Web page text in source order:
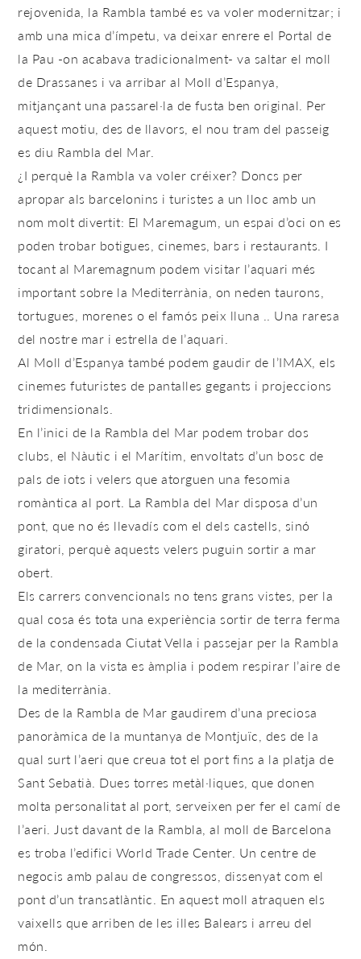
rejovenida, la Rambla també es va voler modernitzar; i
amb una mica d’ímpetu, va deixar enrere el Portal de
la Pau -on acabava tradicionalment- va saltar el moll
de Drassanes i va arribar al Moll d’Espanya,
mitjançant una passarel·la de fusta ben original. Per
aquest motiu, des de llavors, el nou tram del passeig
es diu Rambla del Mar.
¿I perquè la Rambla va voler créixer? Doncs per
apropar als barcelonins i turistes a un lloc amb un
nom molt divertit: El Maremagum, un espai d’oci on es
poden trobar botigues, cinemes, bars i restaurants. I
tocant al Maremagnum podem visitar l’aquari més
important sobre la Mediterrània, on neden taurons,
tortugues, morenes o el famós peix lluna .. Una raresa
del nostre mar i estrella de l’aquari.
Al Moll d’Espanya també podem gaudir de l’IMAX, els
cinemes futuristes de pantalles gegants i projeccions
tridimensionals.
En l’inici de la Rambla del Mar podem trobar dos
clubs, el Nàutic i el Marítim, envoltats d’un bosc de
pals de iots i velers que atorguen una fesomia
romàntica al port. La Rambla del Mar disposa d’un
pont, que no és llevadís com el dels castells, sinó
giratori, perquè aquests velers puguin sortir a mar
obert.
Els carrers convencionals no tens grans vistes, per la
qual cosa és tota una experiència sortir de terra ferma
de la condensada Ciutat Vella i passejar per la Rambla
de Mar, on la vista es àmplia i podem respirar l’aire de
la mediterrània.
Des de la Rambla de Mar gaudirem d’una preciosa
panoràmica de la muntanya de Montjuïc, des de la
qual surt l’aeri que creua tot el port fins a la platja de
Sant Sebatià. Dues torres metàl·liques, que donen
molta personalitat al port, serveixen per fer el camí de
l’aeri. Just davant de la Rambla, al moll de Barcelona
es troba l’edifici World Trade Center. Un centre de
negocis amb palau de congressos, dissenyat com el
pont d’un transatlàntic. En aquest moll atraquen els
vaixells que arriben de les illes Balears i arreu del
món.